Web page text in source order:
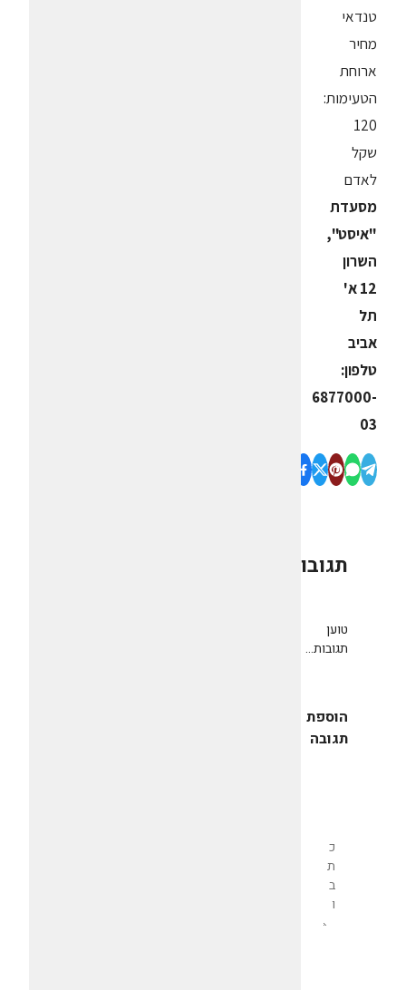
טנדאי
מחיר
ארוחת
הטעימות:
120
שקל
לאדם
מסעדת
"איסט",
השרון
12 א'
תל
אביב
טלפון:
6877000-
03
תגובות
טוען
תגובות...
הוספת
תגובה